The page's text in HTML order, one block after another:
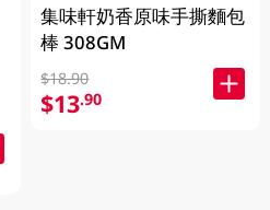
集味軒奶香原味手撕麵包
棒 308GM
$18.90
$13.90